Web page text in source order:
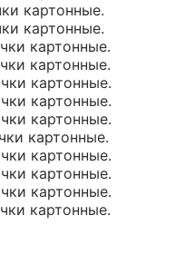
картонные.
картонные.
картонные.
картонные.
картонные.
картонные.
картонные.
картонные.
картонные.
картонные.
картонные.
картонные.